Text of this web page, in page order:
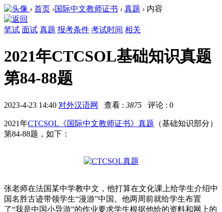
› 首页 ›国际中文教师证书 › 真题 › 内容
笔试 面试 真题 报考条件 考试时间 相关
2021年CTCSOL基础知识真题
第84-88题
2023-4-23 14:40 对外汉语网 查看 : 3875 评论 : 0
2021年CTCSOL《国际中文教师证书》真题 （基础知识部分）
第84-88题，如下：
张老师在法国某中学教中文，他打算在文化课上给学生介绍中
国名胜古迹带领学生“漫游”中国。他两周前就给学生布置
了“我是中国小导游”的作业要求学生根据他给的资料和网上的